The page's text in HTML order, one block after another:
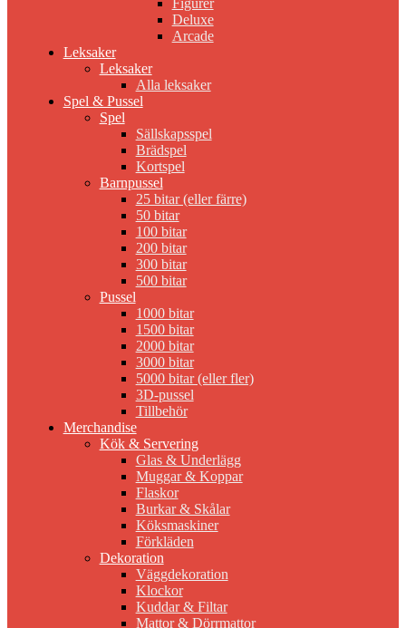
Figurer
Deluxe
Arcade
Leksaker
Leksaker
Alla leksaker
Spel & Pussel
Spel
Sällskapsspel
Brädspel
Kortspel
Barnpussel
25 bitar (eller färre)
50 bitar
100 bitar
200 bitar
300 bitar
500 bitar
Pussel
1000 bitar
1500 bitar
2000 bitar
3000 bitar
5000 bitar (eller fler)
3D-pussel
Tillbehör
Merchandise
Kök & Servering
Glas & Underlägg
Muggar & Koppar
Flaskor
Burkar & Skålar
Köksmaskiner
Förkläden
Dekoration
Väggdekoration
Klockor
Kuddar & Filtar
Mattor & Dörrmattor